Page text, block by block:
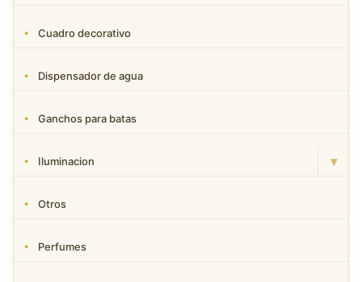
Cuadro decorativo
Dispensador de agua
Ganchos para batas
Iluminacion ▾
Otros
Perfumes